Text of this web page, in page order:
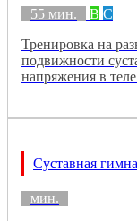
55 мин. B C
Тренировка на
подвижности
напряжения в
Суставная
мин.